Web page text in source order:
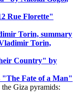
Rue Florette"
Torin, summary
Torin,
Country" by
"The Fate of a Man"